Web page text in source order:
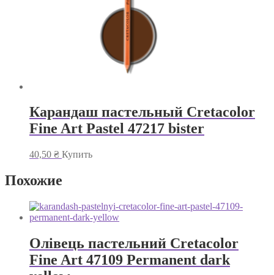
Карандаш пастельный Cretacolor
Fine Art Pastel 47217 bister
40,50 ₴ Купить
Похожие
Олівець пастельний Cretacolor
Fine Art 47109 Permanent dark